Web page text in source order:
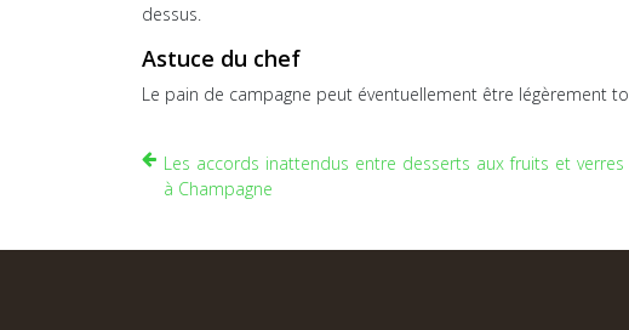
dessus.
Astuce du chef
Le pain de campagne peut éventuellement être légèrement
Les accords inattendus entre desserts aux fruits et verres
à Champagne